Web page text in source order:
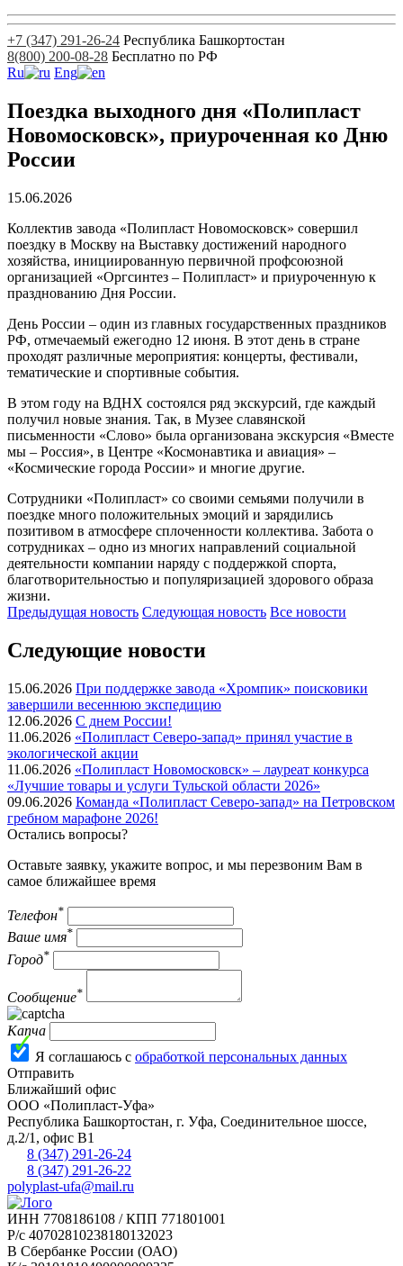
+7 (347) 291-26-24 Республика Башкортостан
8(800) 200-08-28 Бесплатно по РФ
Ru
Eng
Поездка выходного дня «Полипласт
Новомосковск», приуроченная ко Дню
России
15.06.2026
Коллектив завода «Полипласт Новомосковск» совершил
поездку в Москву на Выставку достижений народного
хозяйства, инициированную первичной профсоюзной
организацией «Оргсинтез – Полипласт» и приуроченную к
празднованию Дня России.
День России – один из главных государственных праздников
РФ, отмечаемый ежегодно 12 июня. В этот день в стране
проходят различные мероприятия: концерты, фестивали,
тематические и спортивные события.
В этом году на ВДНХ состоялся ряд экскурсий, где каждый
получил новые знания. Так, в Музее славянской
письменности «Слово» была организована экскурсия «Вместе
мы – Россия», в Центре «Космонавтика и авиация» –
«Космические города России» и многие другие.
Сотрудники «Полипласт» со своими семьями получили в
поездке много положительных эмоций и зарядились
позитивом в атмосфере сплоченности коллектива. Забота о
сотрудниках – одно из многих направлений социальной
деятельности компании наряду с поддержкой спорта,
благотворительностью и популяризацией здорового образа
жизни.
Предыдущая новость Следующая новость Все новости
Следующие новости
15.06.2026 При поддержке завода «Хромпик» поисковики
завершили весеннюю экспедицию
12.06.2026 С днем России!
11.06.2026 «Полипласт Северо-запад» принял участие в
экологической акции
11.06.2026 «Полипласт Новомосковск» – лауреат конкурса
«Лучшие товары и услуги Тульской области 2026»
09.06.2026 Команда «Полипласт Северо-запад» на Петровском
гребном марафоне 2026!
Остались вопросы?
Оставьте заявку, укажите вопрос, и мы перезвоним Вам в
самое ближайшее время
Телефон*
Ваше имя*
Город*
Сообщение*
Капча
Я соглашаюсь с обработкой персональных данных
Отправить
Ближайший офис
ООО «Полипласт-Уфа»
Республика Башкортостан, г. Уфа, Соединительное шоссе,
д.2/1, офис В1
8 (347) 291-26-24
8 (347) 291-26-22
polyplast-ufa@mail.ru
ИНН 7708186108 / КПП 771801001
Р/с 40702810238180132023
В Сбербанке России (ОАО)